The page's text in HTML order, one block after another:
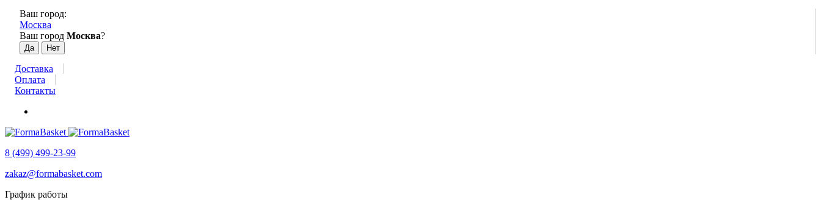
Ваш город:
Москва
Ваш город Москва?
Доставка
Оплата
Контакты
8 (499) 499-23-99
zakaz@formabasket.com
График работы